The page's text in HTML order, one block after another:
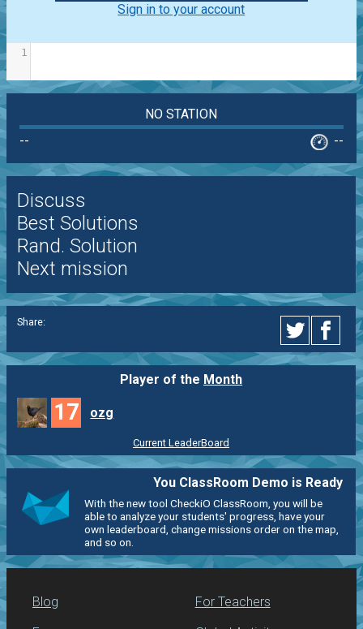
Sign in to your account
1
NO STATION
--
--
Discuss
Best Solutions
Rand. Solution
Next mission
Share:
Player of the Month
17 ozg
Current LeaderBoard
You ClassRoom Demo is Ready
With the new tool CheckiO ClassRoom, you will be
able to analyze your students' progress, have your
own leaderboard, change missions order on the map,
and so on.
Blog For Teachers